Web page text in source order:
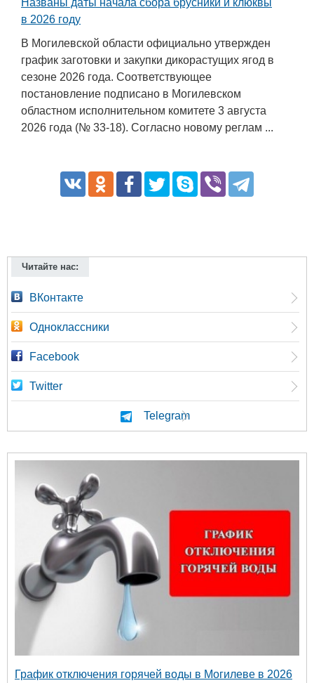
Названы даты начала сбора брусники и клюквы
в 2026 году
В Могилевской области официально утвержден
график заготовки и закупки дикорастущих ягод в
сезоне 2026 года. Соответствующее
постановление подписано в Могилевском
областном исполнительном комитете 3 августа
2026 года (№ 33-18). Согласно новому реглам ...
Читайте нас:
ВКонтакте
Одноклассники
Facebook
Twitter
Telegram
График отключения горячей воды в Могилеве в 2026